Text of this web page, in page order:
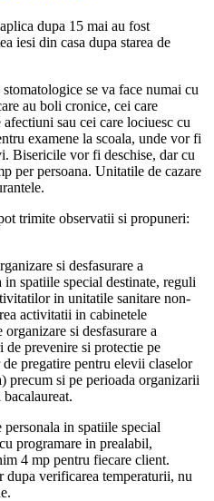
dupa 15 mai au fost
iesi din casa dupa starea de
se va face numai cu
au boli cronice, cei care
sau cei care lociuesc cu
examene la scoala, unde vor fi
Bisericile vor fi deschise, dar cu
per persoana. Unitatile de cazare
trimite observatii si propuneri:
si desfasurare a
spatiile special destinate, reguli
in unitatile sanitare non-
activitatii in cabinetele
si desfasurare a
de prevenire si protectie pe
pregatire pentru elevii claselor
precum si pe perioada organizarii
in spatiile special
programare in prealabil,
4 mp pentru fiecare client.
dupa verificarea temperaturii, nu